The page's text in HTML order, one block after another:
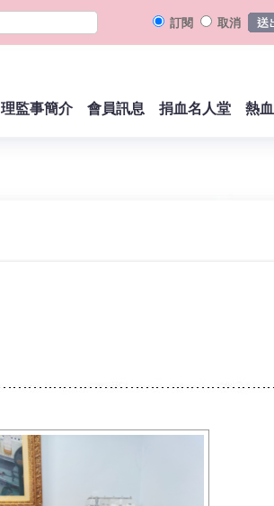
訂閱 取消
理監事簡介 會員訊息 捐血名人堂 熱